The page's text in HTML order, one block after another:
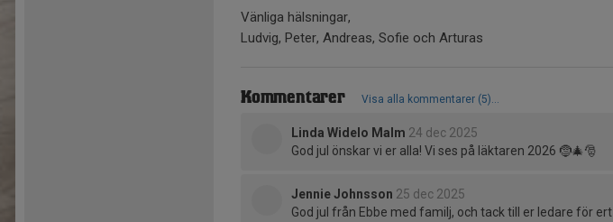
Vänliga hälsningar,
Ludvig, Peter, Andreas, Sofie och Arturas
Kommentarer Visa alla kommentarer (5)...
Linda Widelo Malm 24 dec 2025
God jul önskar vi er alla! Vi ses på läktaren 2026 🤶🎄🎅
Jennie Johnsson 25 dec 2025
God jul från Ebbe med familj, och tack till er ledare för ert